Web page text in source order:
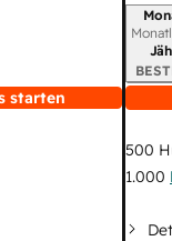
starten
500
1.000